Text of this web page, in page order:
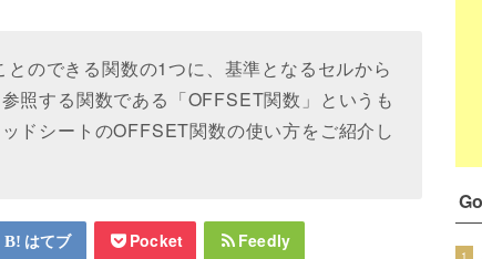
のできる関数の1つに、基準となるセルから
照する関数である「OFFSET関数」というも
ドシートのOFFSET関数の使い方をご紹介し
はてブ Pocket Feedly
1